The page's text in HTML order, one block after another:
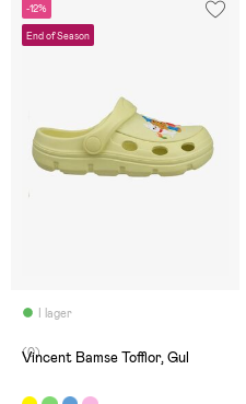
-12%
End of Season
I lager
(0)
Vincent Bamse Tofflor, Gul